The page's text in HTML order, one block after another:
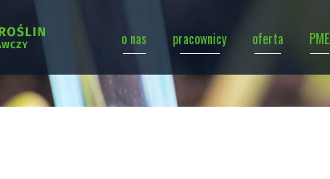
o nas pracownicy oferta PME